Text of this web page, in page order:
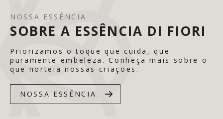
NOSSA ESSÊNCIA
SOBRE A ESSÊNCIA DI FIORI
Priorizamos o toque que cuida, que
puramente embeleza. Conheça mais sobre o
que norteia nossas criações.
NOSSA ESSÊNCIA